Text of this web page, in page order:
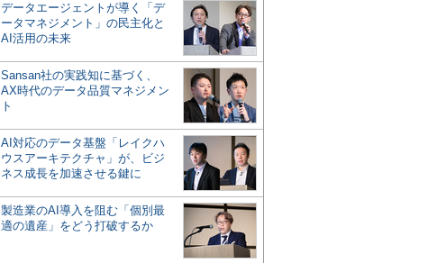
データエージェントが導く「デ
ータマネジメント」の民主化と
AI活用の未来
Sansan社の実践知に基づく、
AX時代のデータ品質マネジメン
ト
AI対応のデータ基盤「レイクハ
ウスアーキテクチャ」が、ビジ
ネス成長を加速させる鍵に
製造業のAI導入を阻む「個別最
適の遺産」をどう打破するか